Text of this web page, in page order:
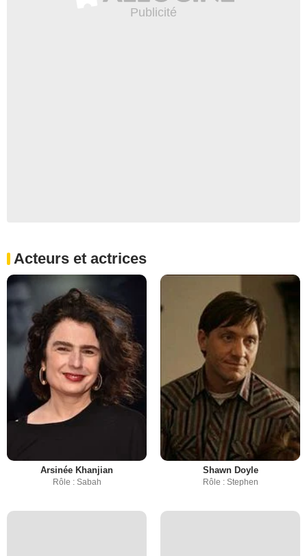
Acteurs et actrices
Arsinée Khanjian
Rôle : Sabah
Shawn Doyle
Rôle : Stephen